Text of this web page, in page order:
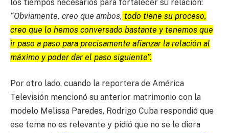
los tiempos necesarios para fortalecer su relación:
“Obviamente, creo que ambos, todo tiene su proceso,
creo que lo hemos conversado bastante y tenemos que
ir paso a paso para precisamente afianzar la relación al
máximo y poder dar el paso siguiente”.
Por otro lado, cuando la reportera de América
Televisión mencionó su anterior matrimonio con la
modelo Melissa Paredes, Rodrigo Cuba respondió que
ese tema no es relevante y pidió que no se le diera